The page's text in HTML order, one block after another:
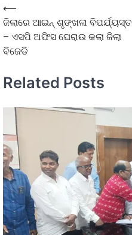
⟵
ଜିଲାରେ ଆଇନ୍ ଶୃଙ୍ଖଳା ବିପର୍ଯ୍ୟସ୍ତ
– ଏସପି ଅଫିସ ଘେରାଉ କଲା ଜିଲା
ବିଜେଡି
Related Posts